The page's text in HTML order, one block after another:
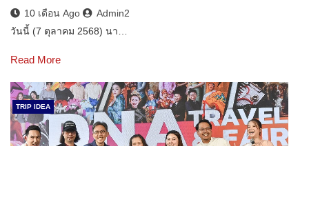
10 เดือน Ago
Admin2
วันนี้ (7 ตุลาคม 2568) นา…
Read More
TRIP IDEA